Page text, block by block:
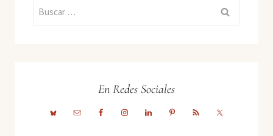
Buscar:
En Redes Sociales